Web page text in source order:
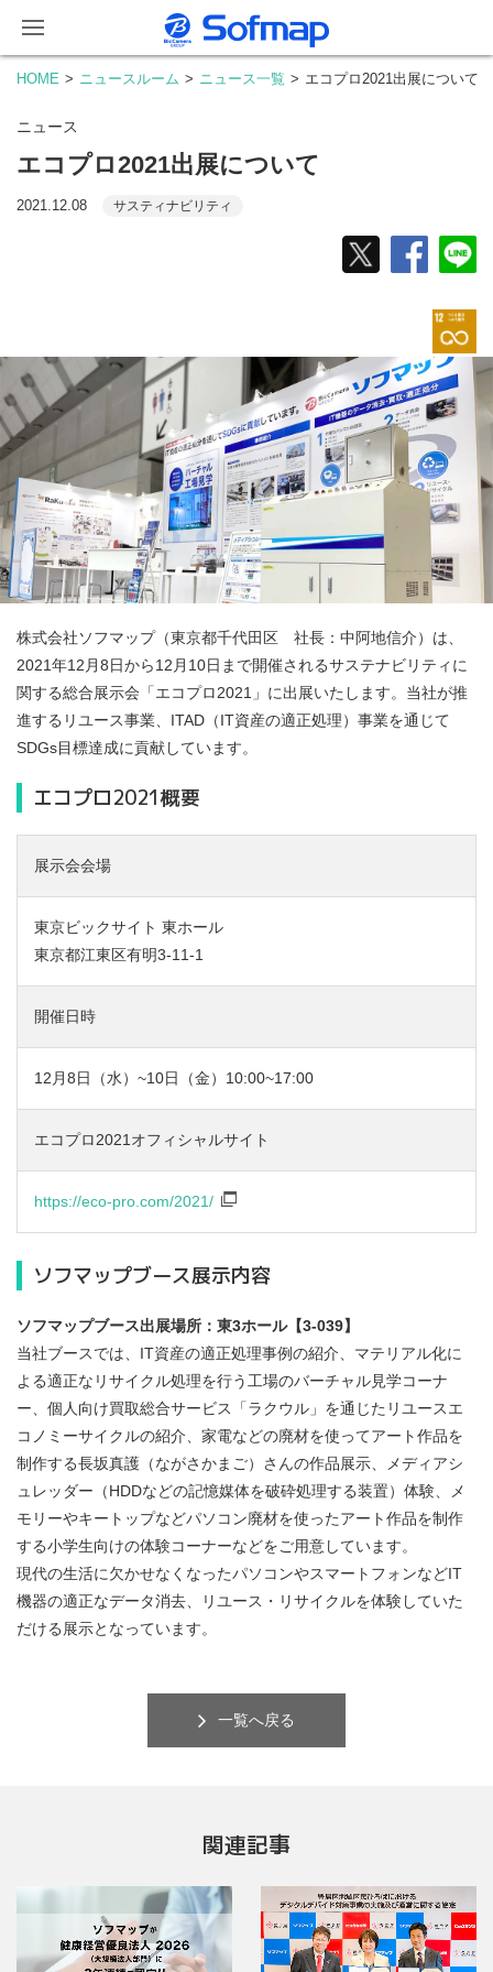
HOME ニュースルーム ニュース一覧 エコプロ2021出展について
ニュース
エコプロ2021出展について
2021.12.08 サスティナビリティ
株式会社ソフマップ（東京都千代田区 社長：中阿地信介）は、
2021年12月8日から12月10日まで開催されるサステナビリティに
関する総合展示会「エコプロ2021」に出展いたします。当社が推
進するリユース事業、ITAD（IT資産の適正処理）事業を通じて
SDGs目標達成に貢献しています。
エコプロ2021概要
展示会会場
東京ビックサイト 東ホール
東京都江東区有明3-11-1
開催日時
12月8日（水）~10日（金）10:00~17:00
エコプロ2021オフィシャルサイト
https://eco-pro.com/2021/
ソフマップブース展示内容
ソフマップブース出展場所：東3ホール【3-039】
当社ブースでは、IT資産の適正処理事例の紹介、マテリアル化に
よる適正なリサイクル処理を行う工場のバーチャル見学コーナ
ー、個人向け買取総合サービス「ラクウル」を通じたリユースエ
コノミーサイクルの紹介、家電などの廃材を使ってアート作品を
制作する長坂真護（ながさかまご）さんの作品展示、メディアシ
ュレッダー（HDDなどの記憶媒体を破砕処理する装置）体験、メ
モリーやキートップなどパソコン廃材を使ったアート作品を制作
する小学生向けの体験コーナーなどをご用意しています。
現代の生活に欠かせなくなったパソコンやスマートフォンなどIT
機器の適正なデータ消去、リユース・リサイクルを体験していた
だける展示となっています。
一覧へ戻る
関連記事